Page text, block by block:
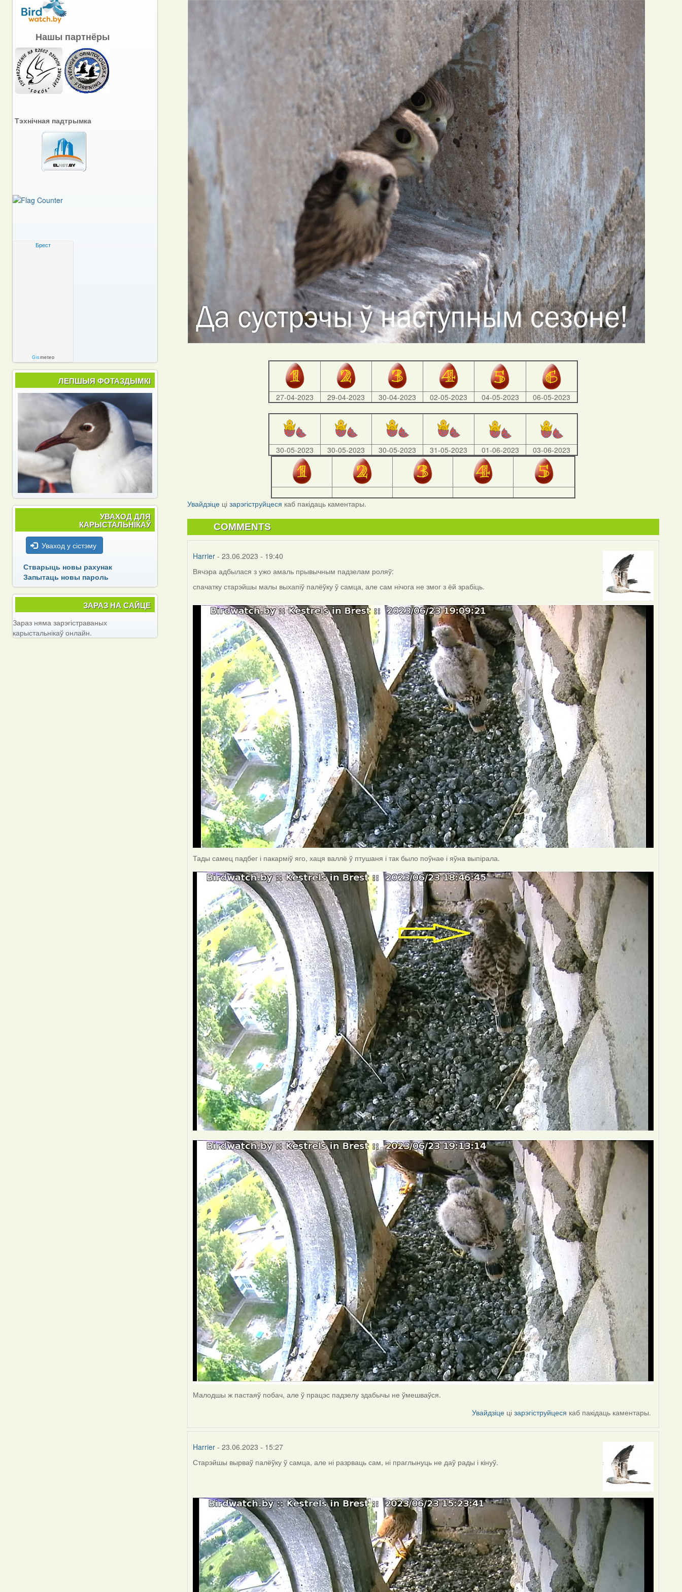
27-04-2023 29-04-2023 30-04-2023 02-05-2023 04-05-2023 06-05-2023
30-05-2023 30-05-2023 30-05-2023 31-05-2023 01-06-2023 03-06-2023
Увайдзіце цізарэгіструйцеся каб пакідаць каментары.
COMMENTS
Harrier - 23.06.2023 - 19:40
Вячэра адбылася з ужо амаль прывычным падзелам роляў:
спачатку старэйшы малы выхапіў палёўку ў самца, але сам нічога не змог з ёй зрабіць.
Тады самец падбег і пакарміў яго, хаця валлё ў птушаня і так было поўнае і яўна выпірала.
Малодшы ж пастаяў побач, але ў працэс падзелу здабычы не ўмешваўся.
Увайдзіце цізарэгіструйцеся каб пакідаць каментары.
Harrier - 23.06.2023 - 15:27
Старэйшы вырваў палёўку ў самца, але ні разрваць сам, ні праглынуць не даў рады і кінуў.
Нашы партнёры
Тэхнічная падтрымка
Брест
Gismeteo
ЛЕПШЫЯ ФОТАЗДЫМКІ
УВАХОД ДЛЯ
КАРЫСТАЛЬНІКАЎ
Уваход у сістэму
Стварыць новы рахунак
Запытаць новы пароль
ЗАРАЗ НА САЙЦЕ
Зараз няма зарэгістраваных
карыстальнікаў онлайн.